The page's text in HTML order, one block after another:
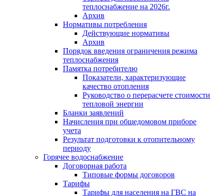
теплоснабжение на 2026г.
Архив
Нормативы потребления
Действующие нормативы
Архив
Порядок введения ограничения режима
теплоснабжения
Памятка потребителю
Показатели, характеризующие
качество отопления
Руководство о перерасчете стоимости
тепловой энергии
Бланки заявлений
Начисления при общедомовом приборе
учета
Результат подготовки к отопительному
периоду
Горячее водоснабжение
Договорная работа
Типовые формы договоров
Тарифы
Тарифы для населения на ГВС на